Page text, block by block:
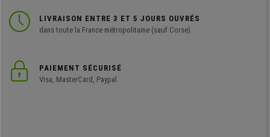
LIVRAISON ENTRE 3 ET 5 JOURS OUVRÉS
dans toute la France métropolitaine (sauf Corse)
PAIEMENT SÉCURISÉ
Visa, MasterCard, Paypal